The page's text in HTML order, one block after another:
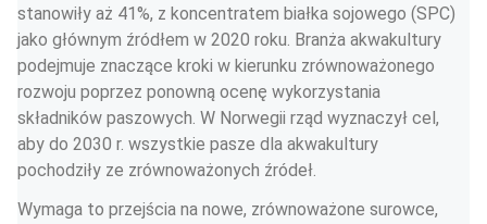
stanowiły aż 41%, z koncentratem białka sojowego (SPC)
jako głównym źródłem w 2020 roku. Branża akwakultury
podejmuje znaczące kroki w kierunku zrównoważonego
rozwoju poprzez ponowną ocenę wykorzystania
składników paszowych. W Norwegii rząd wyznaczył cel,
aby do 2030 r. wszystkie pasze dla akwakultury
pochodziły ze zrównoważonych źródeł.
Wymaga to przejścia na nowe, zrównoważone surowce,